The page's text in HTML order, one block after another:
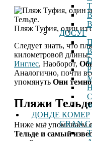
ДОСУГ
ДОНДЕ КОМЕР
GRAN
Пляж Туфия, один из
Следует знать, что
километровой
Инглес, Наоборот,
Аналогично, почти
упомянуть Они
Пляжи
Ниже мы упоминаем
Тельде и самый